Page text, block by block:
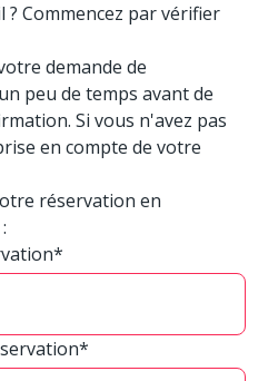
Commencez par vérifier
demande de
peu de temps avant de
Si vous n'avez pas
en compte de votre
réservation en